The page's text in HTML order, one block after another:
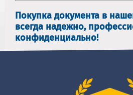
Покупка документа в
всегда надежно,
конфиденциально!